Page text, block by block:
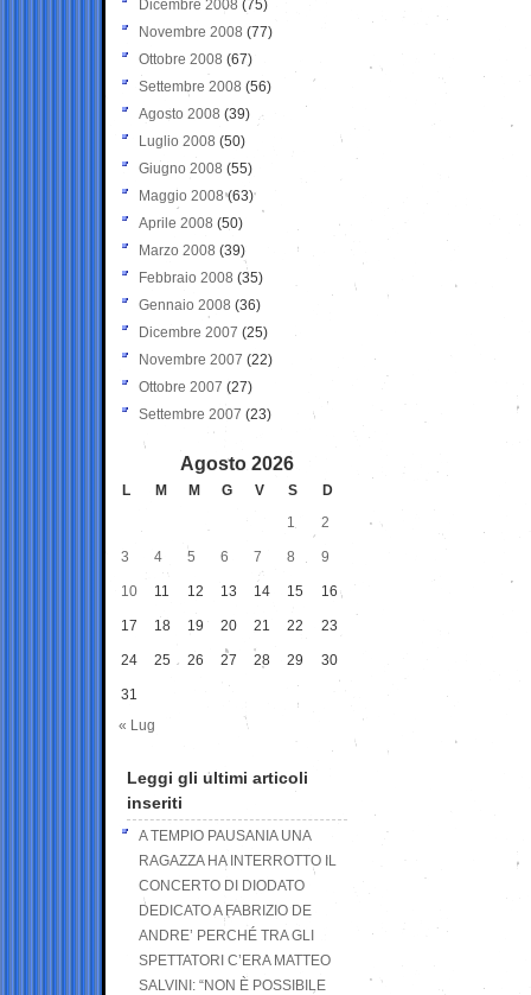
Dicembre 2008 (75)
Novembre 2008 (77)
Ottobre 2008 (67)
Settembre 2008 (56)
Agosto 2008 (39)
Luglio 2008 (50)
Giugno 2008 (55)
Maggio 2008(63)
Aprile 2008 (50)
Marzo 2008 (39)
Febbraio 2008 (35)
Gennaio 2008 (36)
Dicembre 2007 (25)
Novembre 2007 (22)
Ottobre 2007 (27)
Settembre 2007 (23)
Agosto 2026
L M M G V S
D
1
2
3 4 5 6 7 8 9
10 11 12 13 14 15 16
17 18 19 20 21 22 23
24 25 26 27 28 29 30
31
« Lug
Leggi gli ultimi articoli
inseriti
A TEMPIO PAUSANIA UNA
RAGAZZA HA INTERROTTO IL
CONCERTO DI DIODATO
DEDICATO A FABRIZIO DE
ANDRE’ PERCHÉ TRA GLI
SPETTATORI C’ERA MATTEO
SALVINI: “NON È POSSIBILE